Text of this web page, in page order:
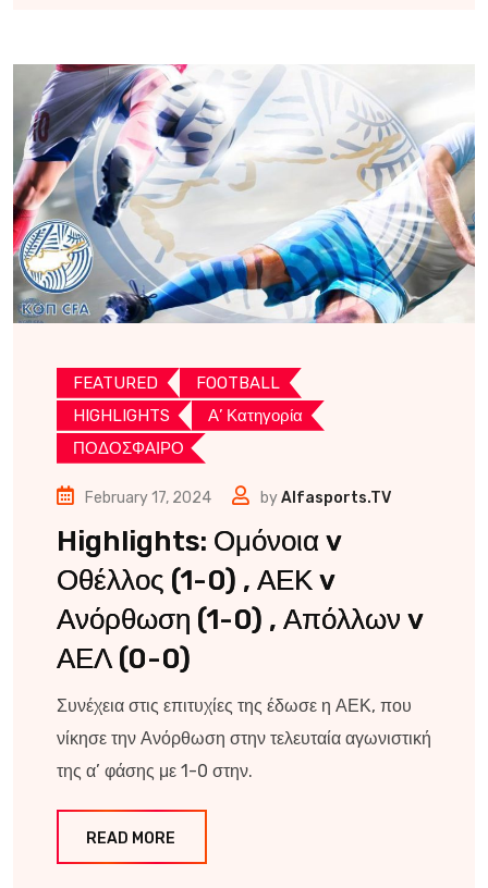
FEATURED
FOOTBALL
HIGHLIGHTS
Α’ Κατηγορία
ΠΟΔΟΣΦΑΙΡΟ
February 17, 2024 byAlfasports.TV
Highlights: Ομόνοια v
Οθέλλος (1-0) , ΑΕΚ v
Ανόρθωση (1-0) , Απόλλων v
ΑΕΛ (0-0)
Συνέχεια στις επιτυχίες της έδωσε η ΑΕΚ, που
νίκησε την Ανόρθωση στην τελευταία αγωνιστική
της α’ φάσης με 1-0 στην.
READ MORE